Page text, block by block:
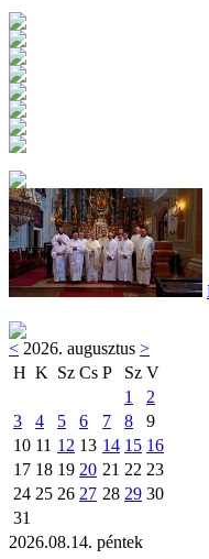
< 2026. augusztus >
H K Sz Cs P Sz V
1
2
3
4 5 6 7 8
9
10 11 12 13 14 15 16
17 18 19 20 21 22 23
24 25 26 27 28 29 30
31
2026.08.14. péntek